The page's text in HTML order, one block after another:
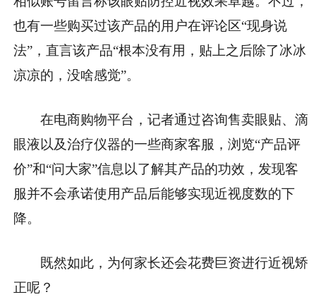
也有一些购买过该产品的用户在评论区“现身说
法”，直言该产品“根本没有用，贴上之后除了冰冰
凉凉的，没啥感觉”。
在电商购物平台，记者通过咨询售卖眼贴、滴
眼液以及治疗仪器的一些商家客服，浏览“产品评
价”和“问大家”信息以了解其产品的功效，发现客
服并不会承诺使用产品后能够实现近视度数的下
降。
既然如此，为何家长还会花费巨资进行近视矫
正呢？